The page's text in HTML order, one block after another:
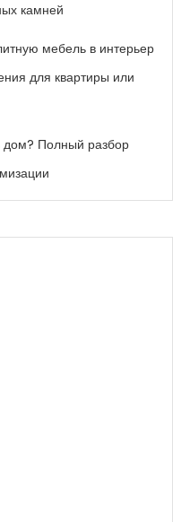
камней
мебель в интерьер
для квартиры или
дом? Полный разбор